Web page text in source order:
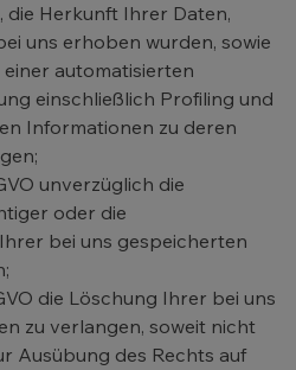
die Herkunft Ihrer Daten,
uns erhoben wurden, sowie
automatisierten
einschließlich Profiling und
Informationen zu deren
unverzüglich die
oder die
bei uns gespeicherten
die Löschung Ihrer bei uns
zu verlangen, soweit nicht
Ausübung des Rechts auf